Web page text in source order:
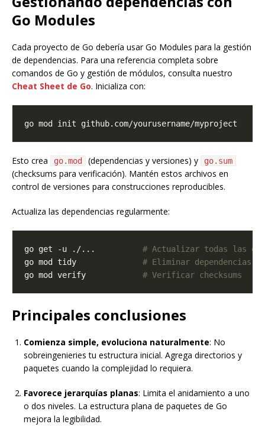
Go Modules
Cada proyecto de Go debería usar Go Modules para la gestión
de dependencias. Para una referencia completa sobre
comandos de Go y gestión de módulos, consulta nuestro
Cheat Sheet de Go. Inicializa con:
Esto crea go.mod (dependencias y versiones) y go.sum
(checksums para verificación). Mantén estos archivos en
control de versiones para construcciones reproducibles.
Actualiza las dependencias regularmente:
go get -u ./... # Actualizar todas las
go mod tidy # Eliminar dependencias
go mod verify # Verificar checksums
Principales conclusiones
Comienza simple, evoluciona naturalmente: No
sobreingenieries tu estructura inicial. Agrega directorios y
paquetes cuando la complejidad lo requiera.
Favorece jerarquías planas: Limita el anidamiento a uno
o dos niveles. La estructura plana de paquetes de Go
mejora la legibilidad.